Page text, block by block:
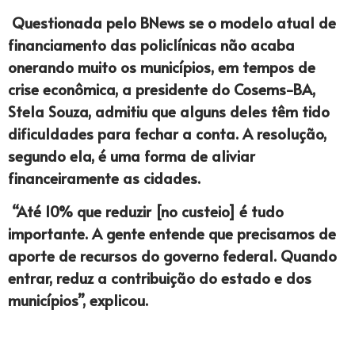
Questionada pelo BNews se o modelo atual de
financiamento das policlínicas não acaba
onerando muito os municípios, em tempos de
crise econômica, a presidente do Cosems-BA,
Stela Souza, admitiu que alguns deles têm tido
dificuldades para fechar a conta. A resolução,
segundo ela, é uma forma de aliviar
financeiramente as cidades.
“Até 10% que reduzir [no custeio] é tudo
importante. A gente entende que precisamos de
aporte de recursos do governo federal. Quando
entrar, reduz a contribuição do estado e dos
municípios”, explicou.